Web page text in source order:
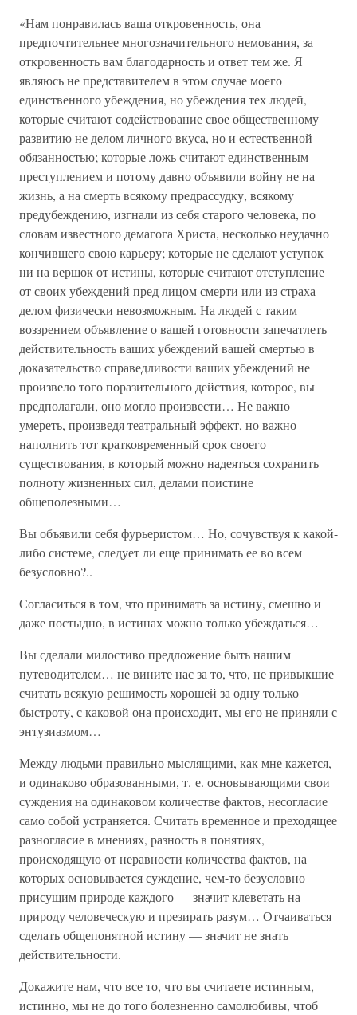
«Нам понравилась ваша откровенность, она
предпочтительнее многозначительного немования, за
откровенность вам благодарность и ответ тем же. Я
являюсь не представителем в этом случае моего
единственного убеждения, но убеждения тех людей,
которые считают содействование свое общественному
развитию не делом личного вкуса, но и естественной
обязанностью; которые ложь считают единственным
преступлением и потому давно объявили войну не на
жизнь, а на смерть всякому предрассудку, всякому
предубеждению, изгнали из себя старого человека, по
словам известного демагога Христа, несколько неудачно
кончившего свою карьеру; которые не сделают уступок
ни на вершок от истины, которые считают отступление
от своих убеждений пред лицом смерти или из страха
делом физически невозможным. На людей с таким
воззрением объявление о вашей готовности запечатлеть
действительность ваших убеждений вашей смертью в
доказательство справедливости ваших убеждений не
произвело того поразительного действия, которое, вы
предполагали, оно могло произвести… Не важно
умереть, произведя театральный эффект, но важно
наполнить тот кратковременный срок своего
существования, в который можно надеяться сохранить
полноту жизненных сил, делами поистине
общеполезными…
Вы объявили себя фурьеристом… Но, сочувствуя к какой-
либо системе, следует ли еще принимать ее во всем
безусловно?..
Согласиться в том, что принимать за истину, смешно и
даже постыдно, в истинах можно только убеждаться…
Вы сделали милостиво предложение быть нашим
путеводителем… не вините нас за то, что, не привыкшие
считать всякую решимость хорошей за одну только
быстроту, с каковой она происходит, мы его не приняли с
энтузиазмом…
Между людьми правильно мыслящими, как мне кажется,
и одинаково образованными, т. е. основывающими свои
суждения на одинаковом количестве фактов, несогласие
само собой устраняется. Считать временное и преходящее
разногласие в мнениях, разность в понятиях,
происходящую от неравности количества фактов, на
которых основывается суждение, чем-то безусловно
присущим природе каждого — значит клеветать на
природу человеческую и презирать разум… Отчаиваться
сделать общепонятной истину — значит не знать
действительности.
Докажите нам, что все то, что вы считаете истинным,
истинно, мы не до того болезненно самолюбивы, чтоб